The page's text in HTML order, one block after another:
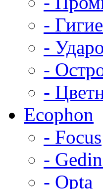
-
-
-
-
Ecophon
- Focus
-
- Opta